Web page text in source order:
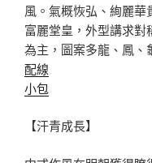
風。氣概恢弘、絢麗華
富麗堂皇，外型講求
為主，圖案多龍、鳳、
配線
小包
【汗青成長】